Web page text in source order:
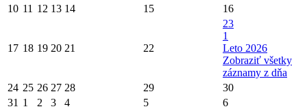
10 11 12 13 14 15 16
17 18 19 20 21 22
23
1
Leto 2026
Zobraziť všetky
záznamy z dňa
24 25 26 27 28 29
30
31 1 2 3 4 5 6